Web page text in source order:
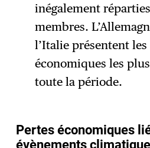
inégalement
membres.
l’Italie présentent les
économiques les
toute la période.